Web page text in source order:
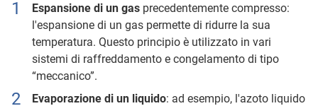
Espansione di un gasprecedentemente compresso:
l'espansione di un gas permette di ridurre la sua
temperatura. Questo principio è utilizzato in vari
sistemi di raffreddamento e congelamento di tipo
“meccanico”.
Evaporazione di un liquido: ad esempio, l'azoto liquido